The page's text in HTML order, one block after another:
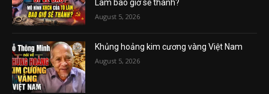
Lâm bao giờ sẽ thành?
August 5, 2026
Khủng hoảng kim cương vàng Việt Nam
August 5, 2026